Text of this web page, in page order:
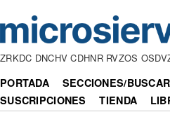
ZRKDC DNCHV CDHNR RVZOS
PORTADA SECCIONES/BUSCAR
SUSCRIPCIONES
TIENDA